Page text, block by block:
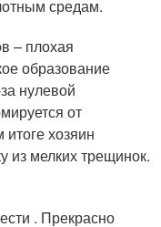
средам.
– плохая
образование
нулевой
от
хозяин
из мелких трещинок.
. Прекрасно